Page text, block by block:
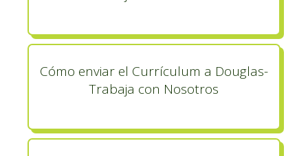
Cómo enviar el Currículum a Douglas-
Trabaja con Nosotros